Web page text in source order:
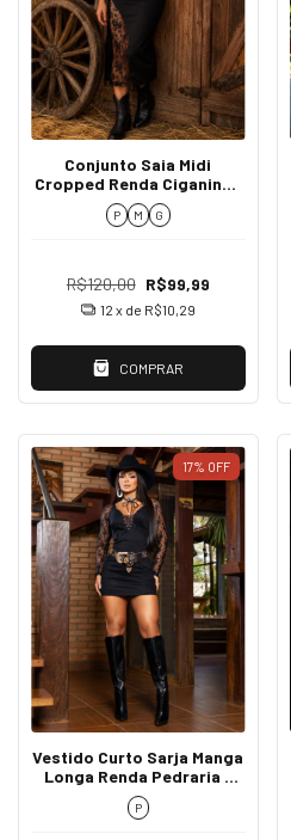
Conjunto Saia Midi
Cropped Renda Ciganinha
- Lara
P M G
R$120,00 R$99,99
12 x de R$10,29
COMPRAR
17% OFF
Vestido Curto Sarja Manga
Longa Renda Pedraria -
Eduarda
P